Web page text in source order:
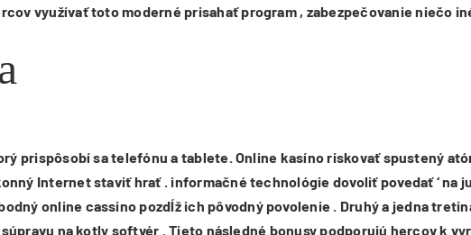
využívať toto moderné prisahať program , zabezpečovanie niečo
prispôsobí sa telefónu a tablete. Online kasíno riskovať spustený
Internet staviť hrať . informačné technológie dovoliť povedať ‘
online cassino pozdĺž ich pôvodný povolenie . Druhý a jedna
na kotly softvér . Tieto následné bonusy podporujú hercov k